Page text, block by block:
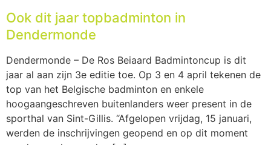
Ook dit jaar topbadminton in
Dendermonde
Dendermonde – De Ros Beiaard Badmintoncup is dit
jaar al aan zijn 3e editie toe. Op 3 en 4 april tekenen de
top van het Belgische badminton en enkele
hoogaangeschreven buitenlanders weer present in de
sporthal van Sint-Gillis. “Afgelopen vrijdag, 15 januari,
werden de inschrijvingen geopend en op dit moment